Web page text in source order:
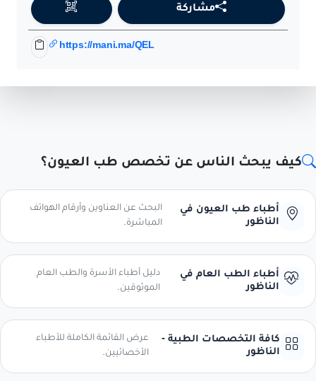
مشاركة
https://mani.ma/QEL
كيف يبحث الناس عن تخصص طب العيون؟
أطباء طب العيون في
الناظور
البحث عن العناوين وأرقام الهواتف
المباشرة.
أطباء الطب العام في
الناظور
دليل أطباء الأسرة والطب العام
الموثوقين.
كافة التخصصات الطبية -
الناظور
عرض القائمة الكاملة للأطباء
الأخصائيين.